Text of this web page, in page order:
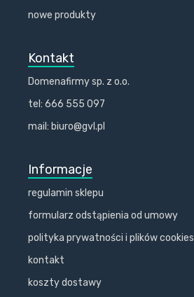
nowe produkty
Kontakt
Domenafirmy sp. z o.o.
tel: 666 555 097
mail: biuro@gvl.pl
Informacje
regulamin sklepu
formularz odstąpienia od umowy
polityka prywatności i plików cookies
kontakt
koszty dostawy